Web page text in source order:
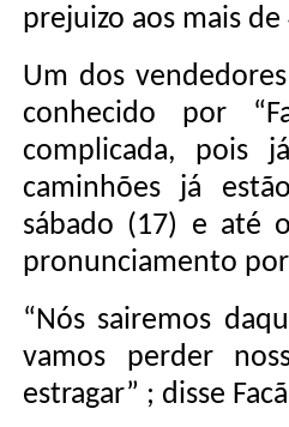
prejuizo aos mais
Um dos
conhecido por
complicada, pois
caminhões já
sábado (17) e até
pronunciamento
“Nós sairemos
vamos perder
estragar” ; disse